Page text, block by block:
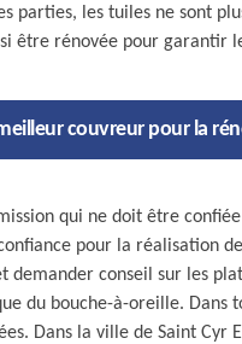
parties, les tuiles ne sont
être rénovée pour garantir
couvreur pour la
qui ne doit être
pour la réalisation
demander conseil sur les
du bouche-à-oreille. Dans
Dans la ville de Saint Cyr